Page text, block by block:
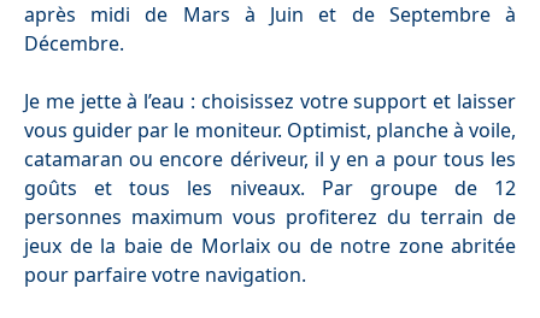
après midi de Mars à Juin et de Septembre à
Décembre.
Je me jette à l’eau : choisissez votre support et laisser
vous guider par le moniteur. Optimist, planche à voile,
catamaran ou encore dériveur, il y en a pour tous les
goûts et tous les niveaux. Par groupe de 12
personnes maximum vous profiterez du terrain de
jeux de la baie de Morlaix ou de notre zone abritée
pour parfaire votre navigation.